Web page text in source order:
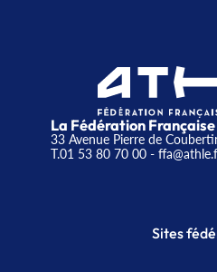
La Fédération
33 Avenue Pierre de
T.01 53 80 70 00-
Sites